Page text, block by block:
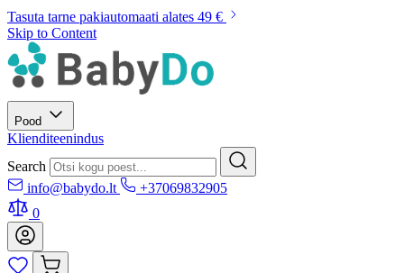
Tasuta tarne pakiautomaati alates 49 €
Skip to Content
Pood
Klienditeenindus
Search
info@babydo.lt
+37069832905
0